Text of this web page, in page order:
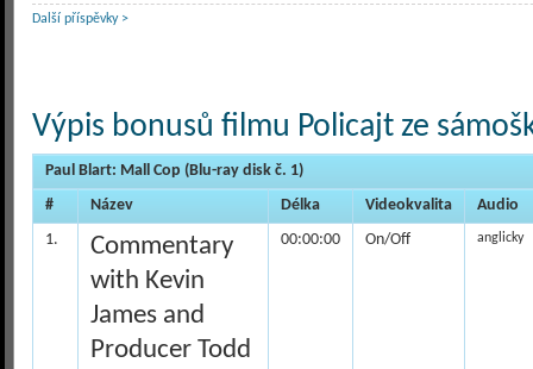
Další příspěvky >
Výpis bonusů filmu Policajt ze
Paul Blart: Mall Cop (Blu-ray disk č. 1)
#
Název Délka Videokvalita
Audio
1.
Commentary
with Kevin
James and
Producer Todd
00:00:00 On/Off anglicky